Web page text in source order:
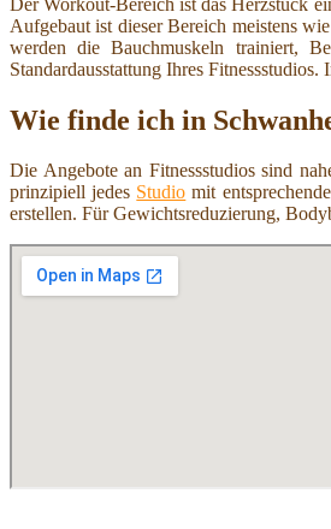
Aufgebaut ist dieser Bereich meistens
werden die Bauchmuskeln trainiert,
Standardausstattung Ihres
Wie finde ich in
Die Angebote an Fitnessstudios sind
prinzipiell jedes Studio mit
erstellen. Für Gewichtsreduzierung,